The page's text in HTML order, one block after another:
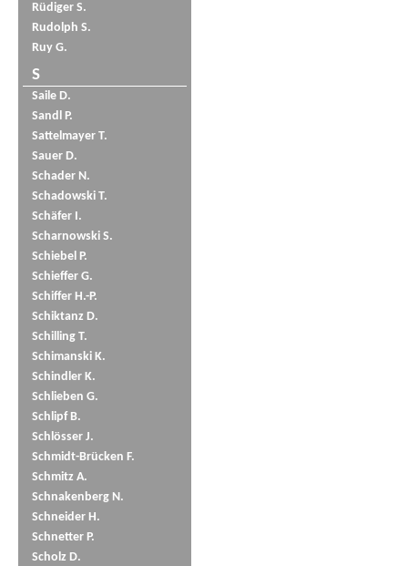
Rüdiger S.
Rudolph S.
Ruy G.
S
Saile D.
Sandl P.
Sattelmayer T.
Sauer D.
Schader N.
Schadowski T.
Schäfer I.
Scharnowski S.
Schiebel P.
Schieffer G.
Schiffer H.-P.
Schiktanz D.
Schilling T.
Schimanski K.
Schindler K.
Schlieben G.
Schlipf B.
Schlösser J.
Schmidt-Brücken F.
Schmitz A.
Schnakenberg N.
Schneider H.
Schnetter P.
Scholz D.